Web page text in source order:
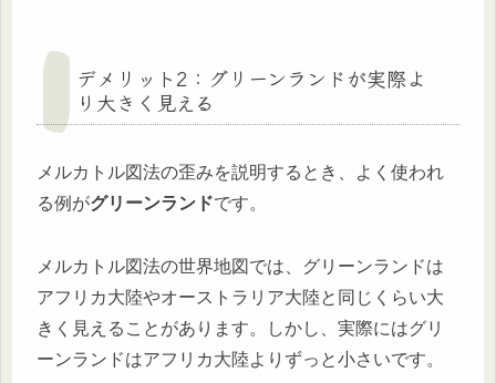
デメリット2：グリーンランドが実際よ
り大きく見える
メルカトル図法の歪みを説明するとき、よく使われ
る例がグリーンランドです。
メルカトル図法の世界地図では、グリーンランドは
アフリカ大陸やオーストラリア大陸と同じくらい大
きく見えることがあります。しかし、実際にはグリ
ーンランドはアフリカ大陸よりずっと小さいです。